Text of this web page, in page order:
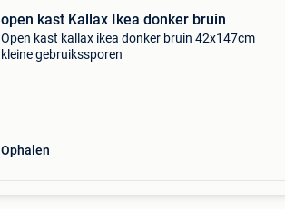
open kast Kallax Ikea donker bruin
Open kast kallax ikea donker bruin 42x147cm
kleine gebruikssporen
Ophalen